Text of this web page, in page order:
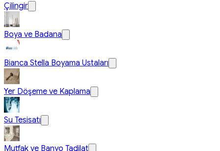
Çilingir
Boya ve Badana
Bianca Stella Boyama Ustaları
Yer Döşeme ve Kaplama
Su Tesisatı
Mutfak ve Banyo Tadilat